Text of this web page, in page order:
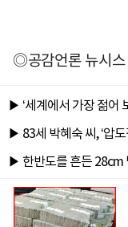
◎공감언론 뉴시스